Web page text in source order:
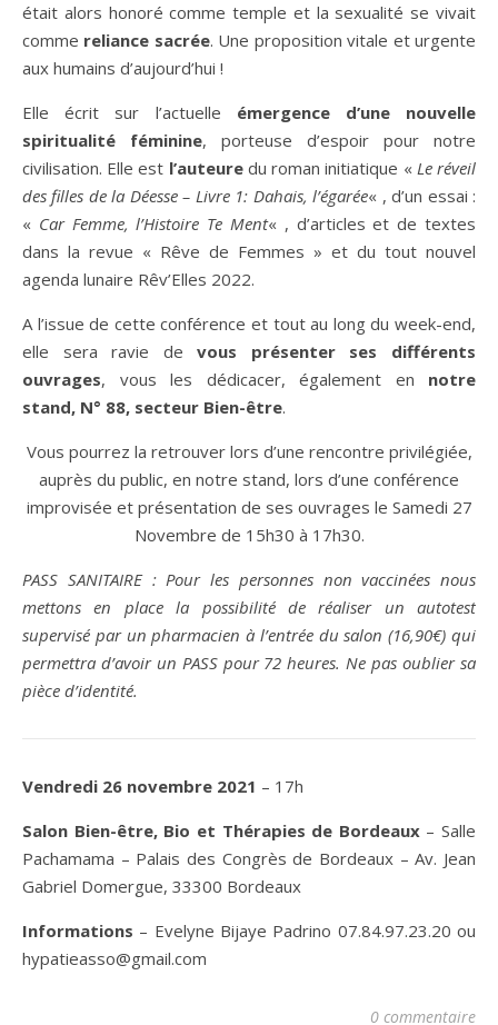
était alors honoré comme temple et la sexualité se vivait
comme reliance sacrée. Une proposition vitale et urgente
aux humains d’aujourd’hui !
Elle écrit sur l’actuelle émergence d’une nouvelle
spiritualité féminine, porteuse d’espoir pour notre
civilisation. Elle est l’auteuredu roman initiatique « Le réveil
des filles de la Déesse – Livre 1: Dahais, l’égarée« , d’un essai :
« Car Femme, l’Histoire Te Ment« , d’articles et de textes
dans la revue « Rêve de Femmes » et du tout nouvel
agenda lunaire Rêv’Elles 2022.
A l’issue de cette conférence et tout au long du week-end,
elle sera ravie devous présenter ses différents
ouvrages, vous les dédicacer, également en notre
stand, N° 88, secteur Bien-être.
Vous pourrez la retrouver lors d’une rencontre privilégiée,
auprès du public, en notre stand, lors d’une conférence
improvisée et présentation de ses ouvrages le Samedi 27
Novembre de 15h30 à 17h30.
PASS SANITAIRE : Pour les personnes non vaccinées nous
mettons en place la possibilité de réaliser un autotest
supervisé par un pharmacien à l’entrée du salon (16,90€) qui
permettra d’avoir un PASS pour 72 heures. Ne pas oublier sa
pièce d’identité.
Vendredi 26 novembre 2021 – 17h
Salon Bien-être, Bio et Thérapies de Bordeaux– Salle
Pachamama – Palais des Congrès de Bordeaux – Av. Jean
Gabriel Domergue, 33300 Bordeaux
Informations – Evelyne Bijaye Padrino 07.84.97.23.20 ou
hypatieasso@gmail.com
0 commentaire